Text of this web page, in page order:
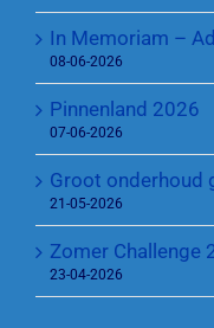
In Memoriam –
08-06-2026
Pinnenland 2026
07-06-2026
Groot onderhoud
21-05-2026
Zomer Challenge
23-04-2026